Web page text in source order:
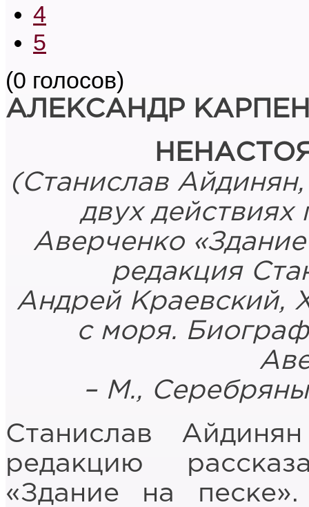
4
5
(0 голосов)
АЛЕКСАНДР
(Станислав
двух действиях
Аверченко
редакция
Андрей Краевский,
с моря.
– М.,
Станислав
редакцию
«Здание на